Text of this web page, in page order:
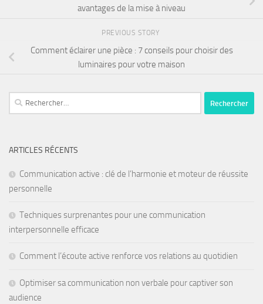
avantages de la mise à niveau
PREVIOUS STORY
Comment éclairer une pièce : 7 conseils pour choisir des
luminaires pour votre maison
ARTICLES RÉCENTS
Communication active : clé de l’harmonie et moteur de réussite
personnelle
Techniques surprenantes pour une communication
interpersonnelle efficace
Comment l’écoute active renforce vos relations au quotidien
Optimiser sa communication non verbale pour captiver son
audience